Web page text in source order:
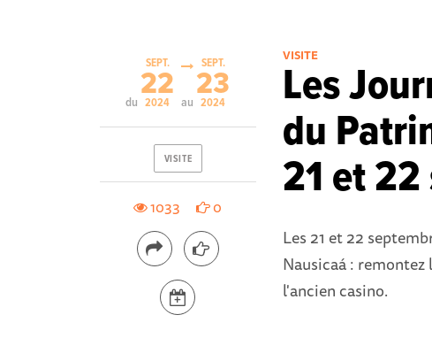
VISITE
Les
du
21 et
Les 21 et 22
Nausicaá :
l'ancien casino.
du
SEPT.
22
2024 au
SEPT.
23
2024
VISITE
1033 0